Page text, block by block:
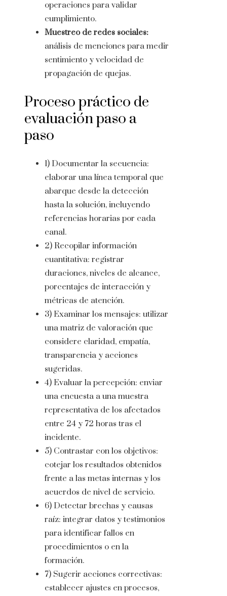
operaciones para validar
cumplimiento.
Muestreo de redes sociales:
análisis de menciones para medir
sentimiento y velocidad de
propagación de quejas.
Proceso práctico de
evaluación paso a
paso
1) Documentar la secuencia:
elaborar una línea temporal que
abarque desde la detección
hasta la solución, incluyendo
referencias horarias por cada
canal.
2) Recopilar información
cuantitativa: registrar
duraciones, niveles de alcance,
porcentajes de interacción y
métricas de atención.
3) Examinar los mensajes: utilizar
una matriz de valoración que
considere claridad, empatía,
transparencia y acciones
sugeridas.
4) Evaluar la percepción: enviar
una encuesta a una muestra
representativa de los afectados
entre 24 y 72 horas tras el
incidente.
5) Contrastar con los objetivos:
cotejar los resultados obtenidos
frente a las metas internas y los
acuerdos de nivel de servicio.
6) Detectar brechas y causas
raíz: integrar datos y testimonios
para identificar fallos en
procedimientos o en la
formación.
7) Sugerir acciones correctivas:
establecer ajustes en procesos,